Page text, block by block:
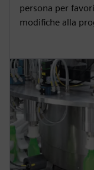
persona per
modifiche alla